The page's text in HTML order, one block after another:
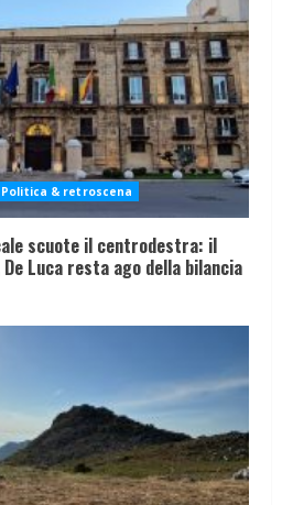
Politica & retroscena
scuote il centrodestra: il
Luca resta ago della bilancia